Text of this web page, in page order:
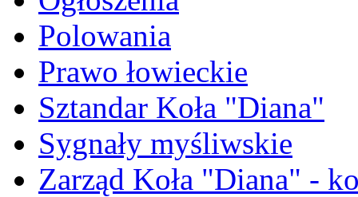
Polowania
Prawo łowieckie
Sztandar Koła "Diana"
Sygnały myśliwskie
Zarząd Koła "Diana" -